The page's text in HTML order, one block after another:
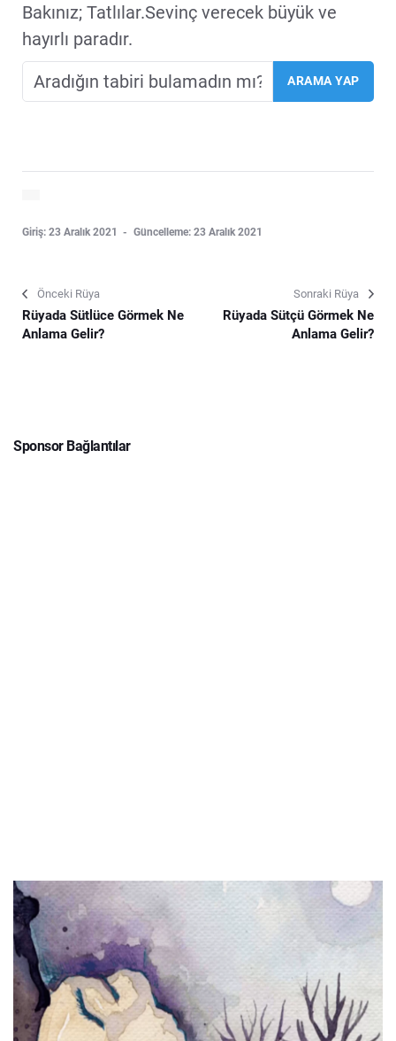
Bakınız; Tatlılar.Sevinç verecek büyük ve
hayırlı paradır.
Giriş: 23 Aralık 2021 Güncelleme: 23 Aralık 2021
Önceki Rüya
Rüyada Sütlüce Görmek Ne
Anlama Gelir?
Sonraki Rüya
Rüyada Sütçü Görmek Ne
Anlama Gelir?
Sponsor Bağlantılar